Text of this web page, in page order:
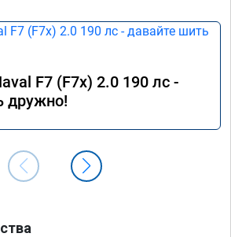
F7 (F7x) 2.0 190 лс -
дружно!